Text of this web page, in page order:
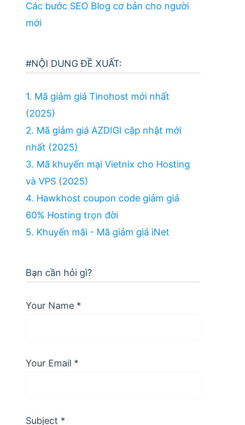
Các bước SEO Blog cơ bản cho người
mới
#NỘI DUNG ĐỀ XUẤT:
1. Mã giảm giá Tinohost mới nhất
(2025)
2. Mã giảm giá AZDIGI cập nhật mới
nhất (2025)
3. Mã khuyến mại Vietnix cho Hosting
và VPS (2025)
4. Hawkhost coupon code giảm giá
60% Hosting trọn đời
5. Khuyến mãi - Mã giảm giá iNet
Bạn cần hỏi gì?
Your Name *
Your Email *
Subject *